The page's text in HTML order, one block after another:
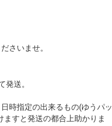
さいませ。
送。
時指定の出来るもの(ゆうパッ
すと発送の都合上助かりま